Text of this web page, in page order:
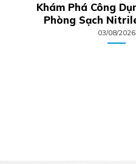
Khám Phá Công
Phòng Sạch
03/08/2026